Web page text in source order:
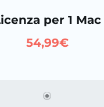
per 1 Mac
54,99€